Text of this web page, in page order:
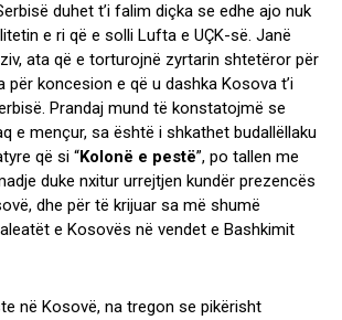
duhet t’i falim diçka se edhe ajo nuk
e ri që e solli Lufta e UÇK-së. Janë
ata që e torturojnë zyrtarin shtetëror për
për koncesion e që u dashka Kosova t’i
Prandaj mund të konstatojmë se
e mençur, sa është i shkathet budallëllaku
që si “Kolonë e pestë”, po tallen me
duke nxitur urrejtjen kundër prezencës
dhe për të krijuar sa më shumë
e Kosovës në vendet e Bashkimit
në Kosovë, na tregon se pikërisht